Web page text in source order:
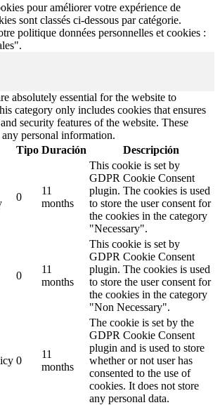
pour améliorer votre expérience de
sont classés ci-dessous par catégorie.
politique données personnelles et cookies :
absolutely essential for the website to
category only includes cookies that ensures
security features of the website. These
personal information.
Tipo Duración Descripción
0
11
months
This cookie is set by
GDPR Cookie Consent
plugin. The cookies is used
to store the user consent for
the cookies in the category
"Necessary".
0
11
months
This cookie is set by
GDPR Cookie Consent
plugin. The cookies is used
to store the user consent for
the cookies in the category
"Non Necessary".
0
11
months
The cookie is set by the
GDPR Cookie Consent
plugin and is used to store
whether or not user has
consented to the use of
cookies. It does not store
any personal data.